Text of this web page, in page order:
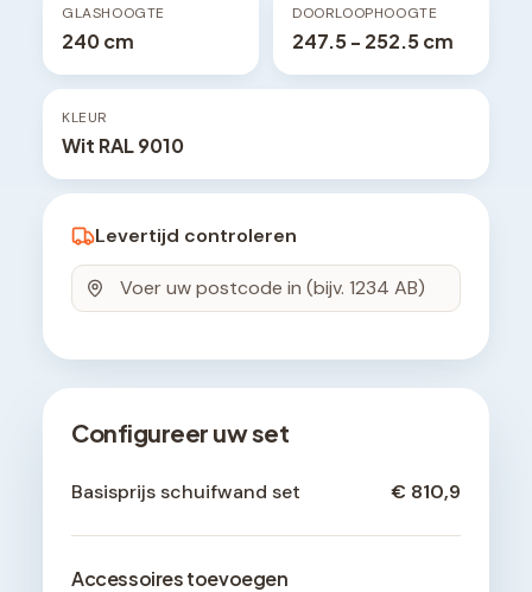
GLASHOOGTE
240 cm
DOORLOOPHOOGTE
247.5 - 252.5 cm
KLEUR
Wit RAL 9010
Levertijd controleren
Configureer uw set
Basisprijs schuifwand set € 810,9
Accessoires toevoegen